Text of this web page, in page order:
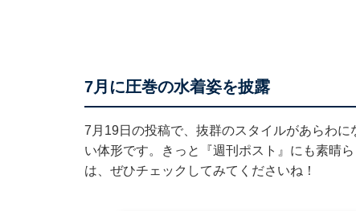
7月に圧巻の水着姿を披露
7月19日の投稿で、抜群のスタイルがあらわ
い体形です。きっと『週刊ポスト』にも素晴
は、ぜひチェックしてみてくださいね！